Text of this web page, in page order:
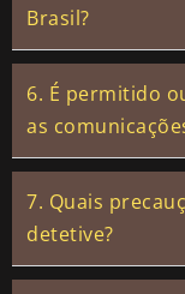
Brasil?
6. É permitido
as
7. Quais
detetive?